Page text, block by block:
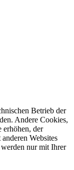
Betrieb der
Andere Cookies,
erhöhen, der
Websites
nur mit Ihrer